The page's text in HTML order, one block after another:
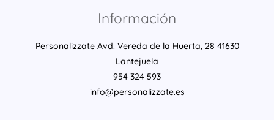
Información
Personalizzate Avd. Vereda de la Huerta, 28 41630
Lantejuela
954 324 593
info@personalizzate.es